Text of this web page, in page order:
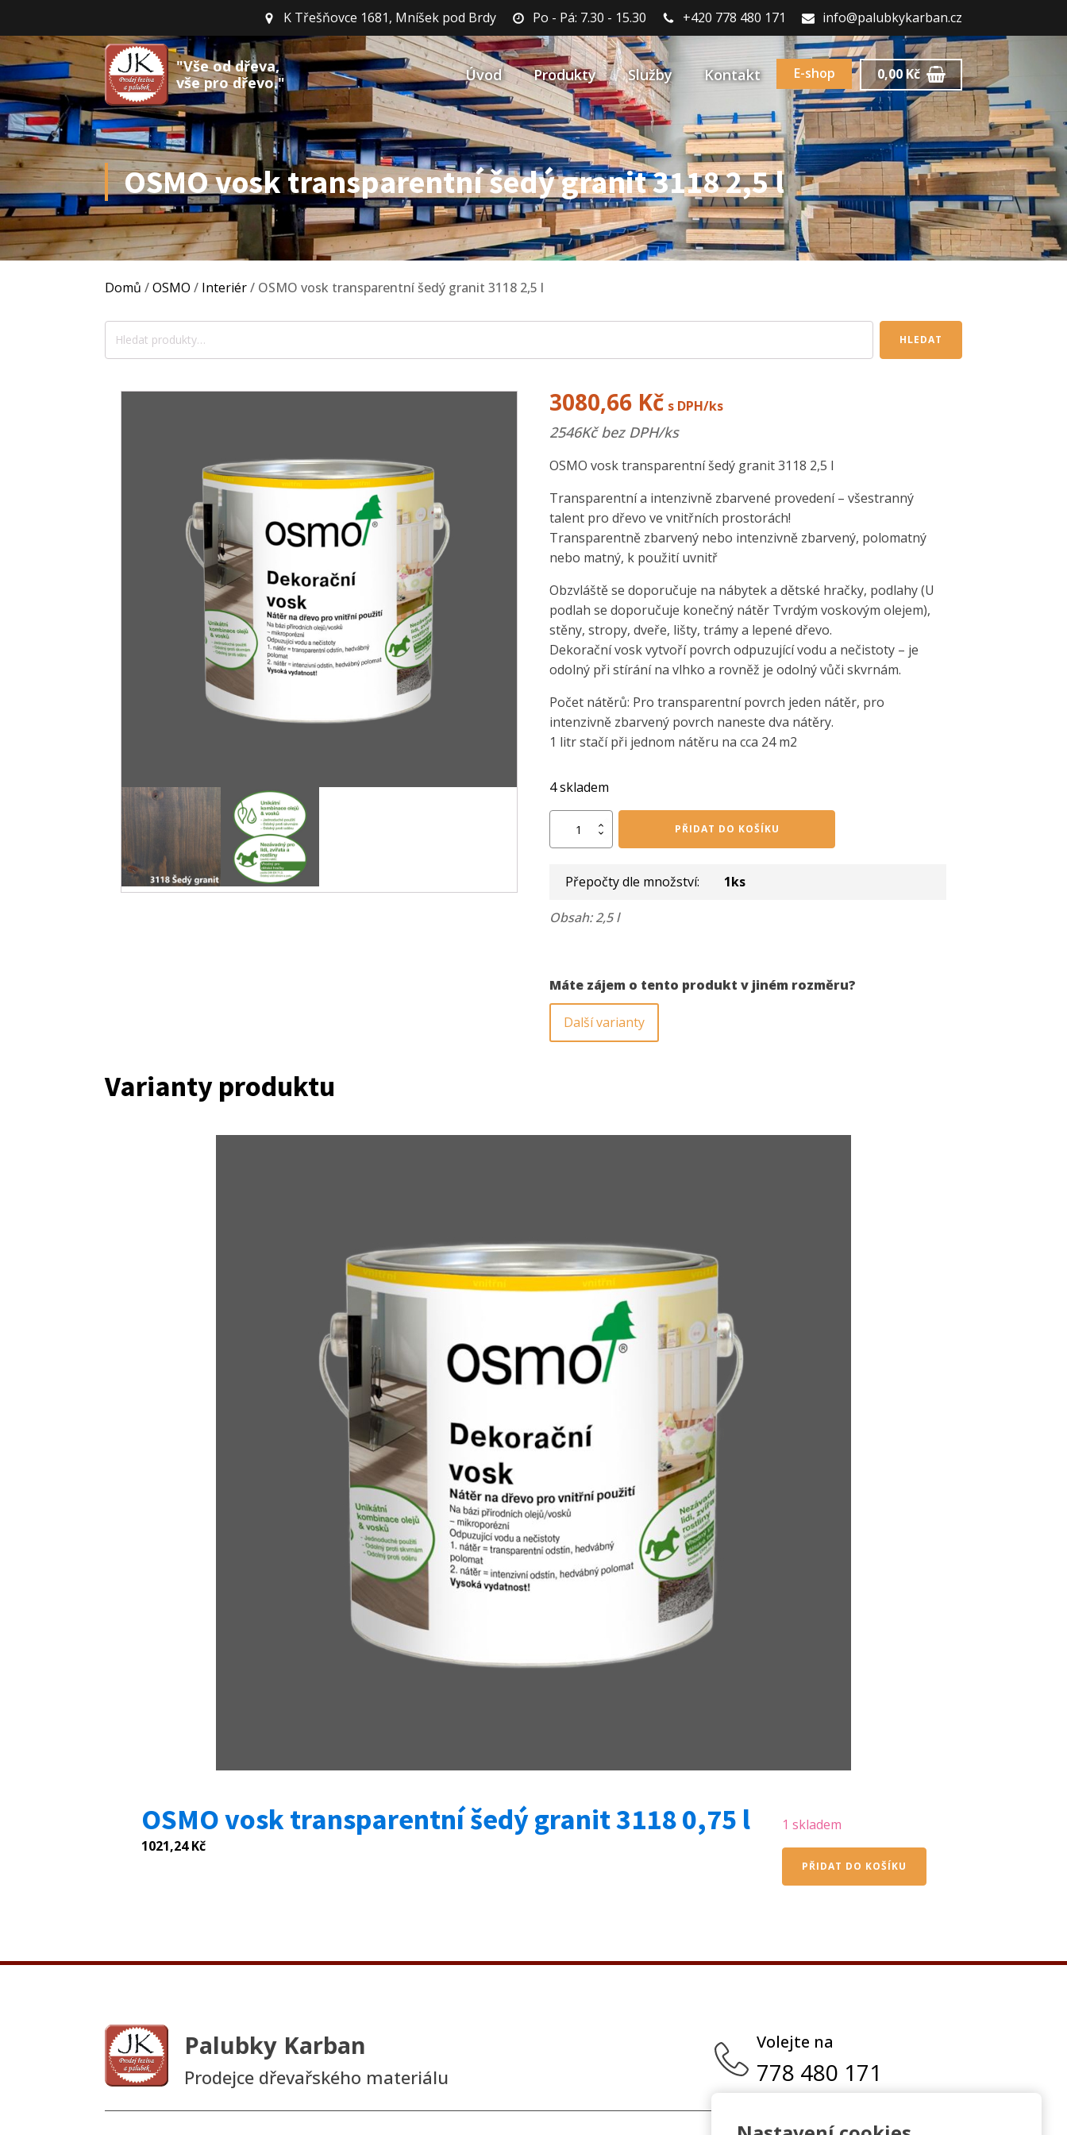
K Třešňovce 1681, Mníšek pod Brdy Po - Pá: 7.30 - 15.30 +420 778 480 171 info@palubkykarban.cz
"Vše od dřeva,
vše pro dřevo."
Úvod Produkty Služby Kontakt E-shop 0,00 Kč
OSMO vosk transparentní šedý granit 3118 2,5 l
Domů /OSMO / Interiér/ OSMO vosk transparentní šedý granit 3118 2,5 l
Hledat: HLEDAT
3080,66 Kč s DPH/ks
2546Kč bez DPH/ks
OSMO vosk transparentní šedý granit 3118 2,5 l
Transparentní a intenzivně zbarvené provedení – všestranný
talent pro dřevo ve vnitřních prostorách!
Transparentně zbarvený nebo intenzivně zbarvený, polomatný
nebo matný, k použití uvnitř
Obzvláště se doporučuje na nábytek a dětské hračky, podlahy (U
podlah se doporučuje konečný nátěr Tvrdým voskovým olejem),
stěny, stropy, dveře, lišty, trámy a lepené dřevo.
Dekorační vosk vytvoří povrch odpuzující vodu a nečistoty – je
odolný při stírání na vlhko a rovněž je odolný vůči skvrnám.
Počet nátěrů: Pro transparentní povrch jeden nátěr, pro
intenzivně zbarvený povrch naneste dva nátěry.
1 litr stačí při jednom nátěru na cca 24 m2
4 skladem
OSMO
granit
2,5
PŘIDAT DO KOŠÍKU
Přepočty dle množství: 1ks
Obsah: 2,5 l
Máte zájem o tento produkt v jiném rozměru?
Další varianty
Varianty produktu
OSMO vosk transparentní šedý granit 3118 0,75 l
1021,24Kč
1 skladem
OSMO
l
PŘIDAT DO KOŠÍKU
Palubky Karban
Prodejce dřevařského materiálu
Volejte na
778 480 171